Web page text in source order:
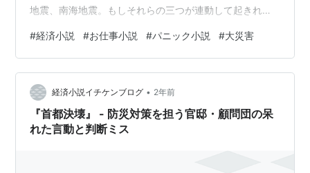
地震、南海地震。もしそれらの三つが連動して起きれ
か？ さらには地震対策の当事者・研究者・一般市民が、
それぞれのレベルにおいて、巨大地震と大津波をどのよ
うに受け止めることになるのか？ 刊行された21世紀初頭
における地震研究の状況、地震予知の最前線、想定でき
る地震・津波の恐ろしさが臨場感あふれるタッチで描か
れています。 [おもしろさ] 「波高20メー…
#経済小説 #お仕事小説 #パニック小説 #大災害
経済小説イチケンブログ • 2年前
『首都決壊』 - 防災対策を担う官邸・顧問団の呆
れた言動と判断ミス